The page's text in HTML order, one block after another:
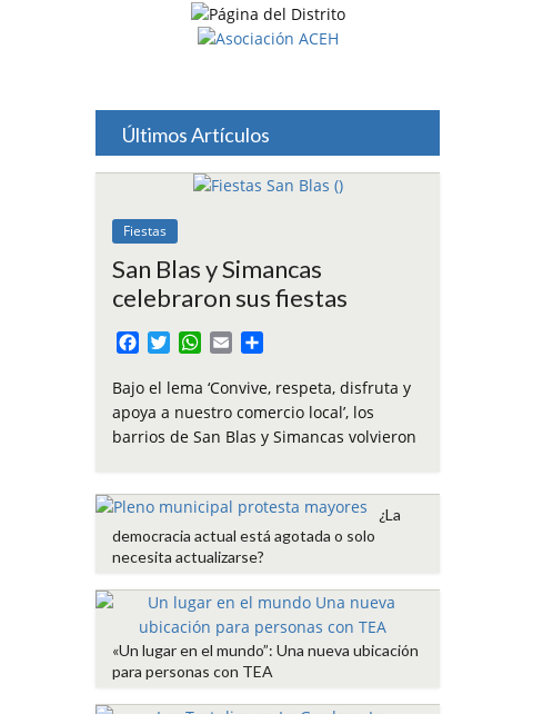
Últimos Artículos
Fiestas
San Blas y Simancas
celebraron sus fiestas
c
e
b
k
i
t
t
W
a
t
s
p
a
l
m
p
a
r
i
r
Bajo el lema ‘Convive, respeta, disfruta y
apoya a nuestro comercio local’, los
barrios de San Blas y Simancas volvieron
¿La
democracia actual está agotada o solo
necesita actualizarse?
«Un lugar en el mundo”: Una nueva ubicación
para personas con TEA